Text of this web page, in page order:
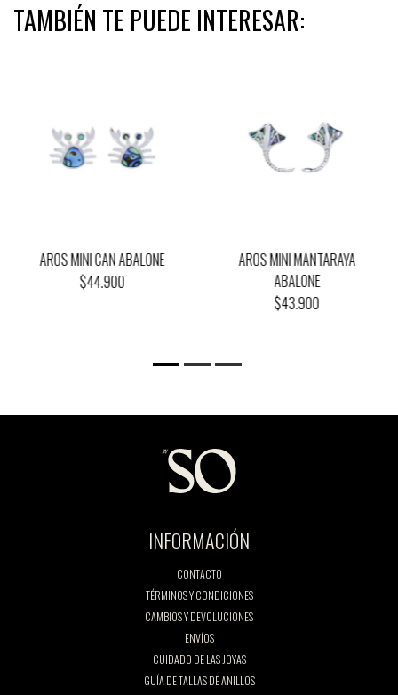
TAMBIÉN TE PUEDE INTERESAR:
AROS MINI CAN ABALONE
$44.900
AROS MINI MANTARAYA
ABALONE
$43.900
INFORMACIÓN
CONTACTO
TÉRMINOS Y CONDICIONES
CAMBIOS Y DEVOLUCIONES
ENVÍOS
CUIDADO DE LAS JOYAS
GUÍA DE TALLAS DE ANILLOS